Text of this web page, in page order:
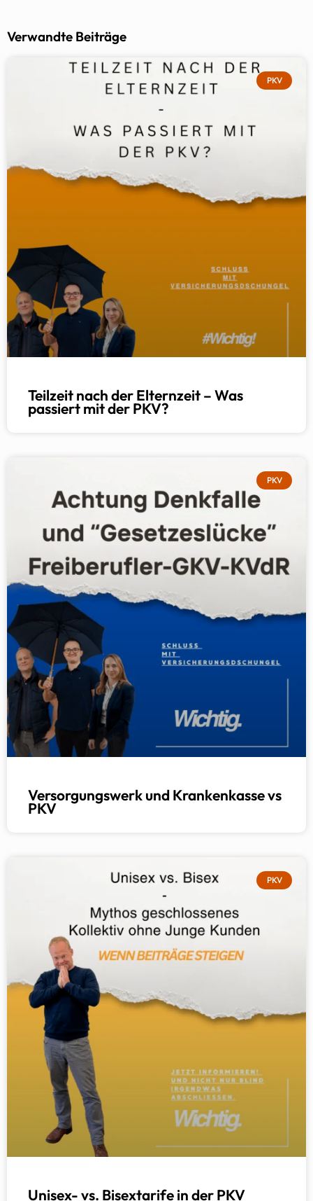
Verwandte Beiträge
PKV
Teilzeit nach der Elternzeit – Was
passiert mit der PKV?
PKV
Versorgungswerk und Krankenkasse vs
PKV
PKV
Unisex- vs. Bisextarife in der PKV